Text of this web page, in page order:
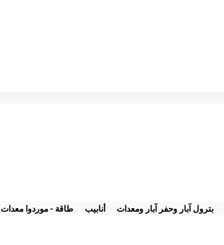
بترول آبار وحفر آبار ومعدات أنابيب طاقة - موردوا معدات